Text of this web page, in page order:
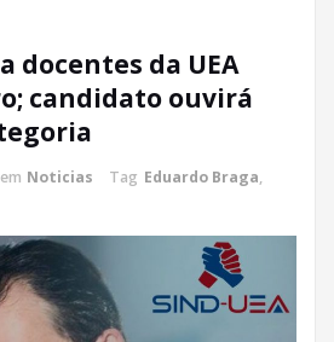
docentes da UEA
candidato ouvirá
em Noticias Tag Eduardo Braga,